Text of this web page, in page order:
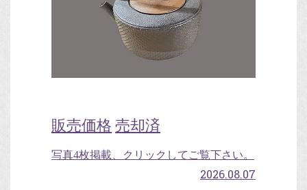
販売価格 売却済
写真4枚掲載、クリックしてご覧下さい。
2026.08.07